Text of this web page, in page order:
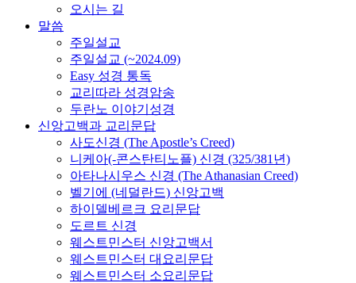
오시는 길
말씀
주일설교
주일설교 (~2024.09)
Easy 성경 통독
교리따라 성경암송
두란노 이야기성경
신앙고백과 교리문답
사도신경 (The Apostle’s Creed)
니케아(-콘스탄티노플) 신경 (325/381년)
아타나시우스 신경 (The Athanasian Creed)
벨기에 (네덜란드) 신앙고백
하이델베르크 요리문답
도르트 신경
웨스트민스터 신앙고백서
웨스트민스터 대요리문답
웨스트민스터 소요리문답